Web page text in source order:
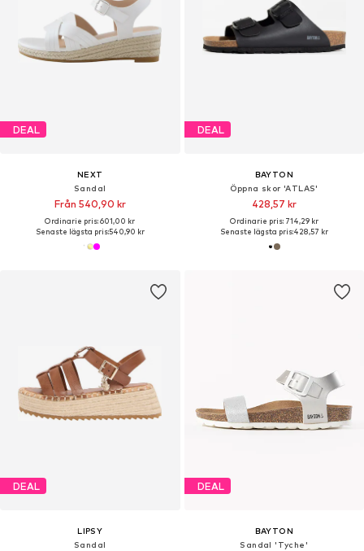
DEAL
NEXT
Sandal
Från 540,90 kr
Ordinarie pris: 601,00 kr
Senaste lägsta pris:540,90 kr
DEAL
BAYTON
Öppna skor 'ATLAS'
428,57 kr
Ordinarie pris: 714,29 kr
Senaste lägsta pris:428,57 kr
DEAL
LIPSY
Sandal
DEAL
BAYTON
Sandal 'Tyche'